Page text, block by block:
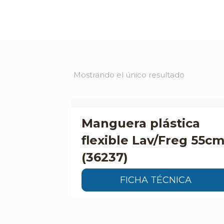
Mostrando el único resultado
Manguera plástica
flexible Lav/Freg 55cm
(36237)
FICHA TÉCNICA